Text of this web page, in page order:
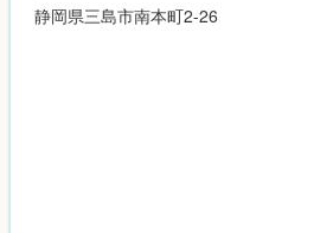
静岡県三島市南本町2-26